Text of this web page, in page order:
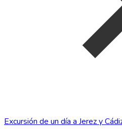
Excursión de un día a Jerez y